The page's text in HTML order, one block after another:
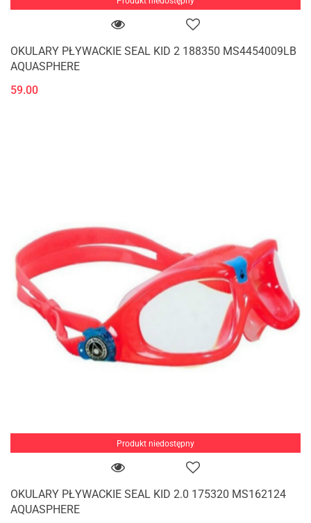
OKULARY PŁYWACKIE SEAL KID 2 188350 MS4454009LB
AQUASPHERE
59.00
Produkt niedostępny
OKULARY PŁYWACKIE SEAL KID 2.0 175320 MS162124
AQUASPHERE